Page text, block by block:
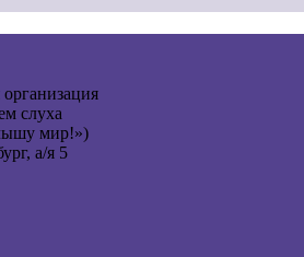
слуха
мир!»)
а/я 5